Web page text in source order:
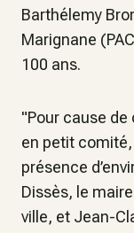
Barthélemy
Marignane
100 ans.
"Pour cause
en petit
présence
Dissès, le
ville, et Jean-